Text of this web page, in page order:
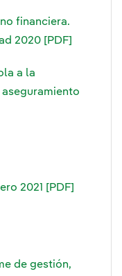
financiera.
2020 [PDF]
a la
2021 [PDF]
de gestión,